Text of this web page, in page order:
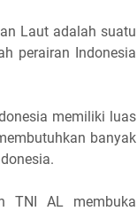
Laut adalah suatu
perairan Indonesia
memiliki luas
banyak
TNI AL membuka